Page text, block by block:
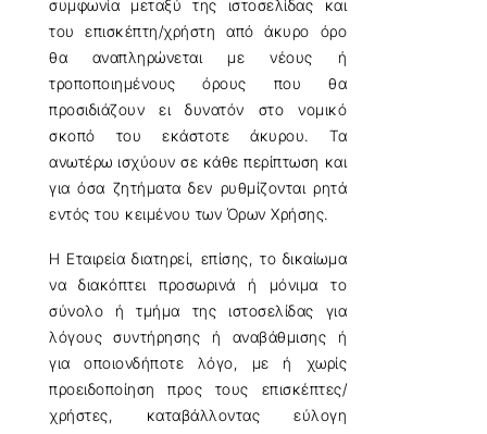
συμφωνία μεταξύ της ιστοσελίδας και
του επισκέπτη/χρήστη από άκυρο όρο
θα αναπληρώνεται με νέους ή
τροποποιημένους όρους που θα
προσιδιάζουν ει δυνατόν στο νομικό
σκοπό του εκάστοτε άκυρου. Τα
ανωτέρω ισχύουν σε κάθε περίπτωση και
για όσα ζητήματα δεν ρυθμίζονται ρητά
εντός του κειμένου των Όρων Χρήσης.
Η Εταιρεία διατηρεί, επίσης, το δικαίωμα
να διακόπτει προσωρινά ή μόνιμα το
σύνολο ή τμήμα της ιστοσελίδας για
λόγους συντήρησης ή αναβάθμισης ή
για οποιονδήποτε λόγο, με ή χωρίς
προειδοποίηση προς τους επισκέπτες/
χρήστες, καταβάλλοντας εύλογη